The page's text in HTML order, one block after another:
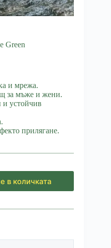
Green
и мрежа.
за мъже и жени.
и устойчив
прилягане.
в количката